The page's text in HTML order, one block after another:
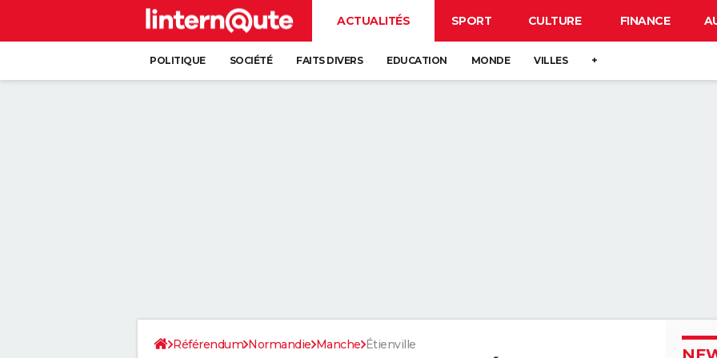
ACTUALITÉS SPORT CULTURE FINANCE
POLITIQUE SOCIÉTÉ FAITS DIVERS EDUCATION MONDE VILLES +
Référendum Normandie Manche Étienville